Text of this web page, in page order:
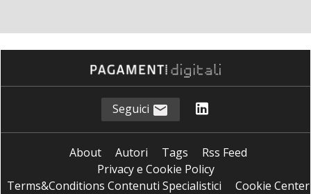
Seguici
About Autori Tags
Rss Feed
Privacy e Cookie Policy
Terms&Conditions Contenuti Specialistici
Cookie Center